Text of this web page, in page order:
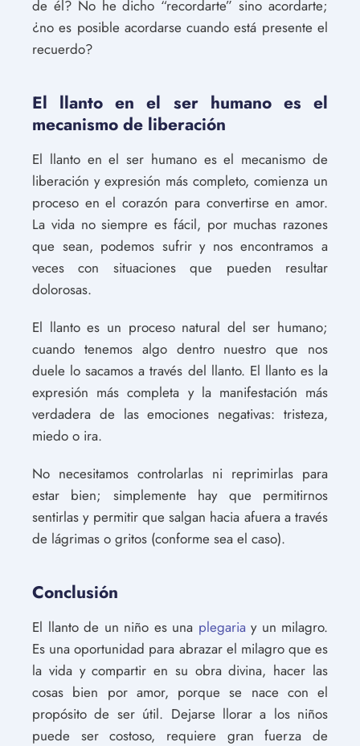
de él? No he dicho “recordarte” sino acordarte;
¿no es posible acordarse cuando está presente el
recuerdo?
El llanto en el ser humano es el
mecanismo de liberación
El llanto en el ser humano es el mecanismo de
liberación y expresión más completo, comienza un
proceso en el corazón para convertirse en amor.
La vida no siempre es fácil, por muchas razones
que sean, podemos sufrir y nos encontramos a
veces con situaciones que pueden resultar
dolorosas.
El llanto es un proceso natural del ser humano;
cuando tenemos algo dentro nuestro que nos
duele lo sacamos a través del llanto. El llanto es la
expresión más completa y la manifestación más
verdadera de las emociones negativas: tristeza,
miedo o ira.
No necesitamos controlarlas ni reprimirlas para
estar bien; simplemente hay que permitirnos
sentirlas y permitir que salgan hacia afuera a través
de lágrimas o gritos (conforme sea el caso).
Conclusión
El llanto de un niño es una plegariay un milagro.
Es una oportunidad para abrazar el milagro que es
la vida y compartir en su obra divina, hacer las
cosas bien por amor, porque se nace con el
propósito de ser útil. Dejarse llorar a los niños
puede ser costoso, requiere gran fuerza de